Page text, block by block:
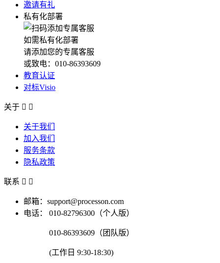
邀请有礼
私有化部署
如需私有化部署
请添加您的专属客服
或致电：010-86393609
教育认证
对标Visio
关于  
关于我们
加入我们
服务条款
隐私政策
联系  
邮箱：support@processon.com
电话：
010-82796300（个人版）
010-86393609（团队版）
(工作日 9:30-18:30)